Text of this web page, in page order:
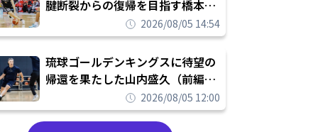
腱断裂からの復帰を目指す橋本拓
哉と契約を締結「もう一度コート
に立ちたい」
2026/08/05 14:54
琉球ゴールデンキングスに待望の
帰還を果たした山内盛久（前編）
「キングスが積み上げてきたもの
を次の世代に繋いでいくのがやり
2026/08/05 12:00